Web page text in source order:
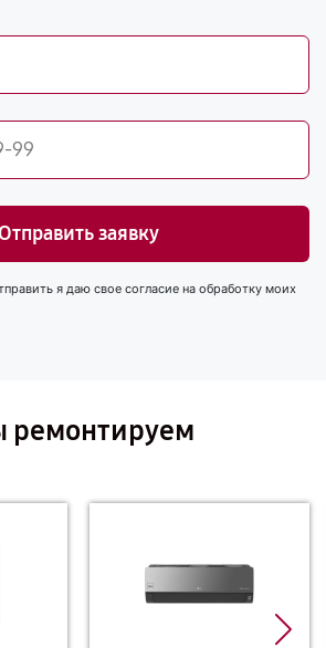
Отправить заявку
я даю свое согласие на обработку моих
ремонтируем